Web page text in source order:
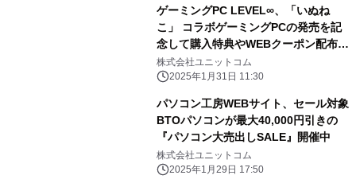
ゲーミングPC LEVEL∞、「いぬね
こ」 コラボゲーミングPCの発売を記
念して購入特典やWEBクーポン配布
さらに、サイン入りコラボPCが当たる
キャンペーン実施
株式会社ユニットコム
2025年1月31日 11:30
パソコン工房WEBサイト、セール対象
BTOパソコンが最大40,000円引きの
『パソコン大売出しSALE』開催中
株式会社ユニットコム
2025年1月29日 17:50